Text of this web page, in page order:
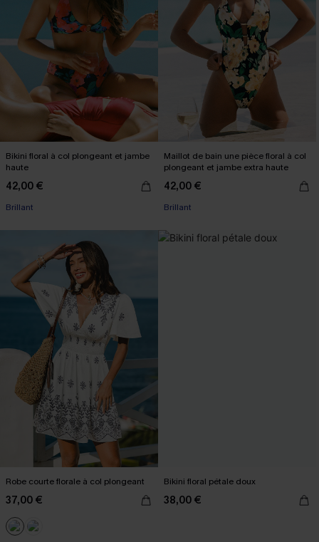
Bikini floral à col plongeant et jambe
haute
42,00 €
Brillant
Maillot de bain une pièce floral à col
plongeant et jambe extra haute
42,00 €
Brillant
Robe courte florale à col plongeant
37,00 €
Bikini floral pétale doux
38,00 €